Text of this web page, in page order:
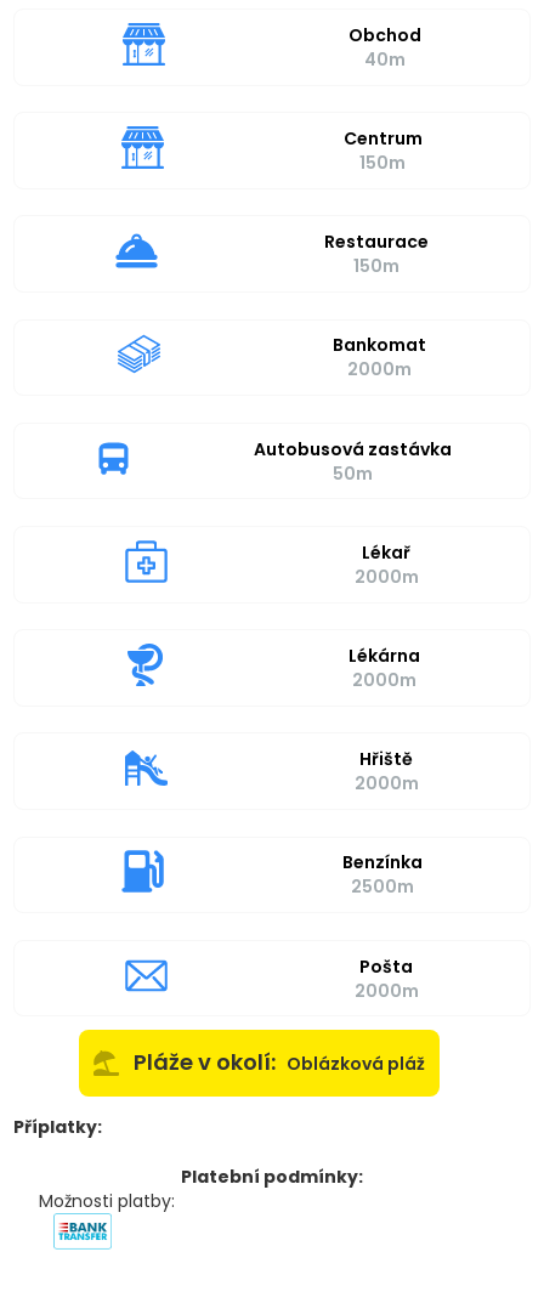
Obchod
40m
Centrum
150m
Restaurace
150m
Bankomat
2000m
Autobusová zastávka
50m
Lékař
2000m
Lékárna
2000m
Hřiště
2000m
Benzínka
2500m
Pošta
2000m
Pláže v okolí: Oblázková pláž
Příplatky:
Platební podmínky:
Možnosti platby: